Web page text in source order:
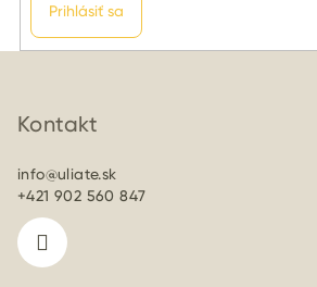
Prihlásiť sa
Kontakt
info@uliate.sk
+421 902 560 847